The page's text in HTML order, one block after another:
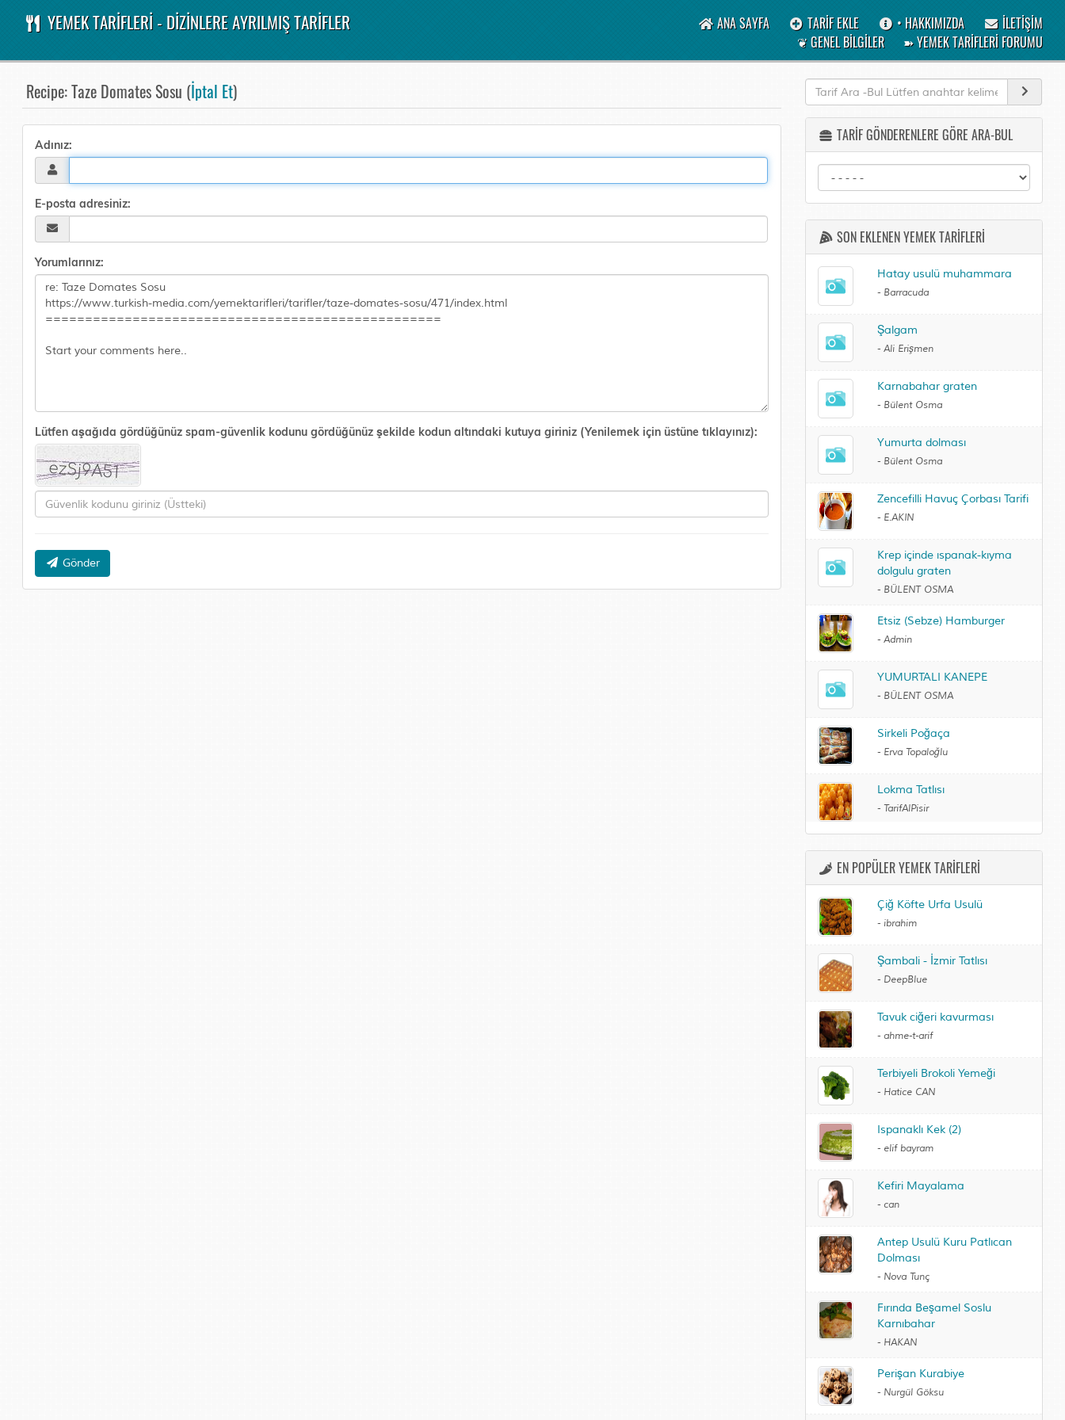
YEMEK TARİFLERİ - DİZİNLERE AYRILMIŞ TARİFLER ANA SAYFA TARİF EKLE • HAKKIMIZDA
İLETİŞİM
❦ GENEL BİLGİLER
➽ YEMEK TARİFLERİ FORUMU
Recipe: Taze Domates Sosu (İptal Et)
Adınız:
E-posta adresiniz:
Yorumlarınız:
Lütfen aşağıda gördüğünüz spam-güvenlik kodunu gördüğünüz şekilde kodun altındaki kutuya giriniz (Yenilemek için üstüne tıklayınız):
Gönder
TARİF GÖNDERENLERE GÖRE ARA-BUL
SON EKLENEN YEMEK TARİFLERİ
Hatay usulü muhammara
- Barracuda
Şalgam
- Ali Erişmen
Karnabahar graten
- Bülent Osma
Yumurta dolması
- Bülent Osma
Zencefilli Havuç Çorbası Tarifi
- E.AKIN
Krep içinde ıspanak-kıyma
dolgulu graten
- BÜLENT OSMA
Etsiz (Sebze) Hamburger
- Admin
YUMURTALI KANEPE
- BÜLENT OSMA
Sirkeli Poğaça
- Erva Topaloğlu
Lokma Tatlısı
- TarifAlPisir
EN POPÜLER YEMEK TARİFLERİ
Çiğ Köfte Urfa Usulü
- ibrahim
Şambali - İzmir Tatlısı
- DeepBlue
Tavuk ciğeri kavurması
- ahme-t-arif
Terbiyeli Brokoli Yemeği
- Hatice CAN
Ispanaklı Kek (2)
- elif bayram
Kefiri Mayalama
- can
Antep Usulü Kuru Patlıcan
Dolması
- Nova Tunç
Fırında Beşamel Soslu
Karnıbahar
- HAKAN
Perişan Kurabiye
- Nurgül Göksu